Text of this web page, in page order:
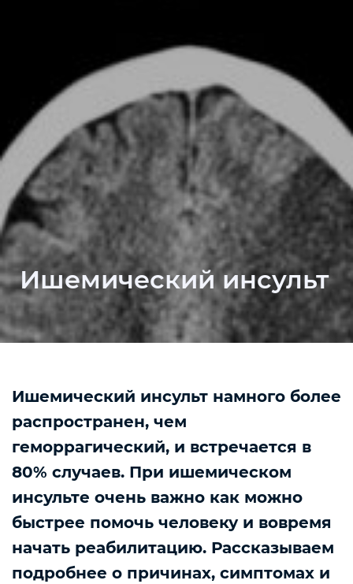
Ишемический инсульт
Ишемический инсульт намного более
распространен, чем
геморрагический, и встречается в
80% случаев. При ишемическом
инсульте очень важно как можно
быстрее помочь человеку и вовремя
начать реабилитацию. Рассказываем
подробнее о причинах, симптомах и